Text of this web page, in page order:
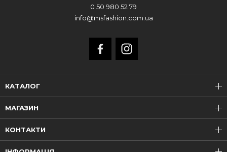
КАТАЛОГ
МАГАЗИН
0 50 980 52 79
info@msfashion.com.ua
КОНТАКТИ